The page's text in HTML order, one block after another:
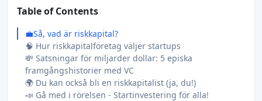
Table of Contents
💼Så, vad är riskkapital?
🧠 Hur riskkapitalföretag väljer startups
💸 Satsningar för miljarder dollar: 5 episka
framgångshistorier med VC
🌍 Du kan också bli en riskkapitalist (ja, du!)
📣 Gå med i rörelsen - Startinvestering för alla!